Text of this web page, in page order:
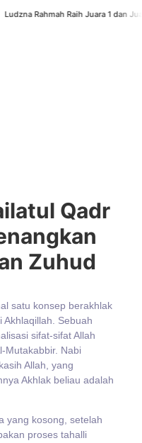
Rahmah Raih Juara 1 dan Juara
Qadr
Zuhud
satu konsep berakhlak
Akhlaqillah. Sebuah
sifat-sifat Allah
Mutakabbir. Nabi
Allah, yang
Akhlak beliau adalah
yang kosong, setelah
proses tahalli